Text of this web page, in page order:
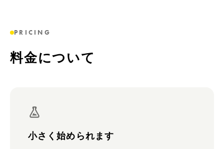
PRICING
料金について
小さく始められます